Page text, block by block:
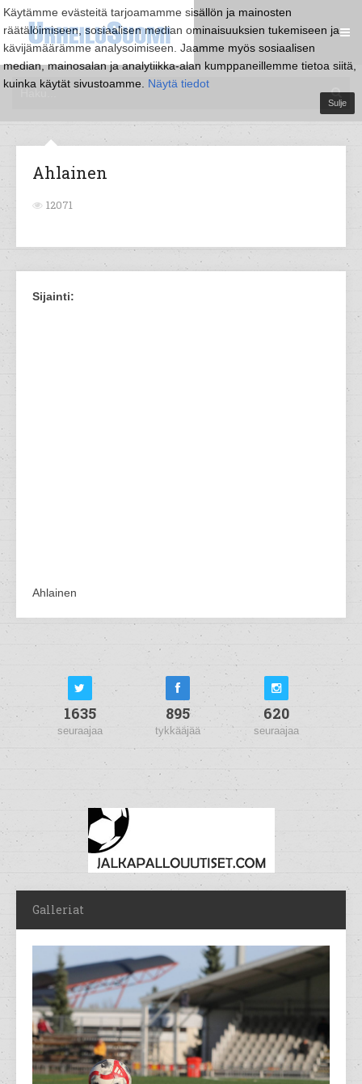
Käytämme evästeitä tarjoamamme sisällön ja mainosten
räätälöimiseen, sosiaalisen median ominaisuuksien tukemiseen ja
kävijämäärämme analysoimiseen. Jaamme myös sosiaalisen
median, mainosalan ja analytiikka-alan kumppaneillemme tietoa siitä,
kuinka käytät sivustoamme. Näytä tiedot
Sulje
Ahlainen
12071
Sijainti:
Ahlainen
1635
seuraajaa
895
tykkääjää
620
seuraajaa
Galleriat